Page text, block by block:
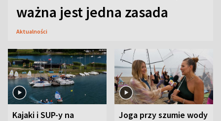
ważna jest jedna zasada
Aktualności
Kajaki i SUP-y na
Joga przy szumie wody